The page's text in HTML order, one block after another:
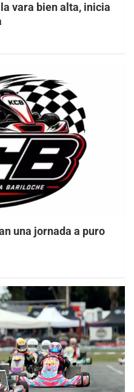
la vara bien alta, inicia
una jornada a puro